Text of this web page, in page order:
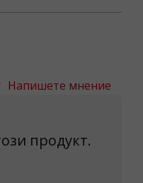
Напишете мнение
продукт.